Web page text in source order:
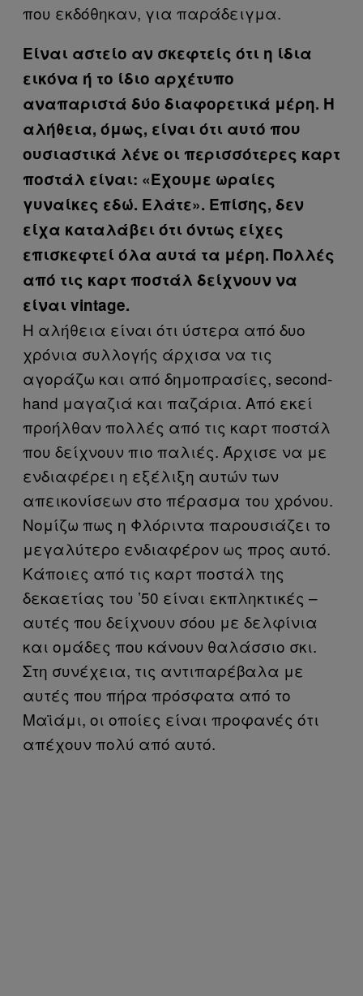
που εκδόθηκαν, για παράδειγμα.
Είναι αστείο αν σκεφτείς ότι η ίδια
εικόνα ή το ίδιο αρχέτυπο
αναπαριστά δύο διαφορετικά μέρη. Η
αλήθεια, όμως, είναι ότι αυτό που
ουσιαστικά λένε οι περισσότερες καρτ
ποστάλ είναι: «Έχουμε ωραίες
γυναίκες εδώ. Ελάτε». Επίσης, δεν
είχα καταλάβει ότι όντως είχες
επισκεφτεί όλα αυτά τα μέρη. Πολλές
από τις καρτ ποστάλ δείχνουν να
είναι vintage.
Η αλήθεια είναι ότι ύστερα από δυο
χρόνια συλλογής άρχισα να τις
αγοράζω και από δημοπρασίες, second-
hand μαγαζιά και παζάρια. Από εκεί
προήλθαν πολλές από τις καρτ ποστάλ
που δείχνουν πιο παλιές. Άρχισε να με
ενδιαφέρει η εξέλιξη αυτών των
απεικονίσεων στο πέρασμα του χρόνου.
Νομίζω πως η Φλόριντα παρουσιάζει το
μεγαλύτερο ενδιαφέρον ως προς αυτό.
Κάποιες από τις καρτ ποστάλ της
δεκαετίας του ’50 είναι εκπληκτικές –
αυτές που δείχνουν σόου με δελφίνια
και ομάδες που κάνουν θαλάσσιο σκι.
Στη συνέχεια, τις αντιπαρέβαλα με
αυτές που πήρα πρόσφατα από το
Μαϊάμι, οι οποίες είναι προφανές ότι
απέχουν πολύ από αυτό.